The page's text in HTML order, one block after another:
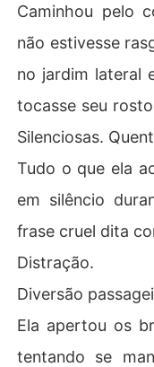
Caminhou pelo
não estivesse
no jardim lateral
tocasse seu
Silenciosas.
Tudo o que ela
em silêncio
frase cruel dita
Distração.
Diversão
Ela apertou os
tentando se